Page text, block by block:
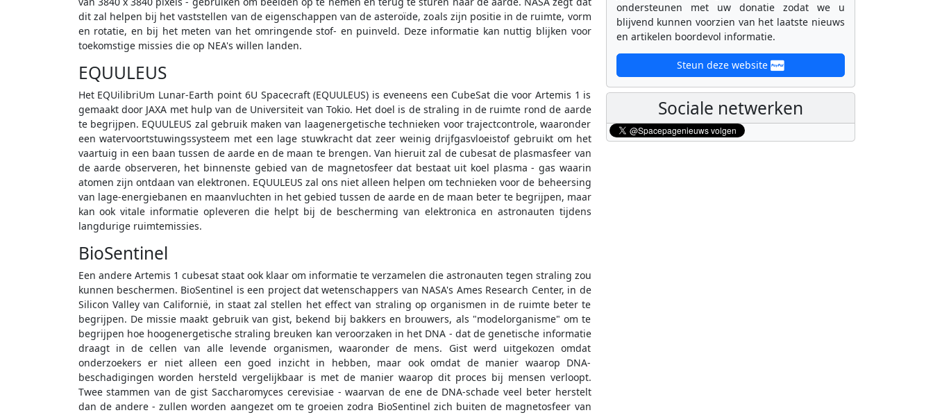
dit zal helpen bij het vaststellen van de eigenschappen van de asteroïde, zoals zijn positie in de ruimte, vorm
en rotatie, en bij het meten van het omringende stof- en puinveld. Deze informatie kan nuttig blijken voor
toekomstige missies die op NEA's willen landen.
EQUULEUS
Het EQUilibriUm Lunar-Earth point 6U Spacecraft (EQUULEUS) is eveneens een CubeSat die voor Artemis 1 is
gemaakt door JAXA met hulp van de Universiteit van Tokio. Het doel is de straling in de ruimte rond de aarde
te begrijpen. EQUULEUS zal gebruik maken van laagenergetische technieken voor trajectcontrole, waaronder
een watervoortstuwingssysteem met een lage stuwkracht dat zeer weinig drijfgasvloeistof gebruikt om het
vaartuig in een baan tussen de aarde en de maan te brengen. Van hieruit zal de cubesat de plasmasfeer van
de aarde observeren, het binnenste gebied van de magnetosfeer dat bestaat uit koel plasma - gas waarin
atomen zijn ontdaan van elektronen. EQUULEUS zal ons niet alleen helpen om technieken voor de beheersing
van lage-energiebanen en maanvluchten in het gebied tussen de aarde en de maan beter te begrijpen, maar
kan ook vitale informatie opleveren die helpt bij de bescherming van elektronica en astronauten tijdens
langdurige ruimtemissies.
BioSentinel
Een andere Artemis 1 cubesat staat ook klaar om informatie te verzamelen die astronauten tegen straling zou
kunnen beschermen. BioSentinel is een project dat wetenschappers van NASA's Ames Research Center, in de
Silicon Valley van Californië, in staat zal stellen het effect van straling op organismen in de ruimte beter te
begrijpen. De missie maakt gebruik van gist, bekend bij bakkers en brouwers, als "modelorganisme" om te
begrijpen hoe hoogenergetische straling breuken kan veroorzaken in het DNA - dat de genetische informatie
draagt in de cellen van alle levende organismen, waaronder de mens. Gist werd uitgekozen omdat
onderzoekers er niet alleen een goed inzicht in hebben, maar ook omdat de manier waarop DNA-
beschadigingen worden hersteld vergelijkbaar is met de manier waarop dit proces bij mensen verloopt.
Twee stammen van de gist Saccharomyces cerevisiae - waarvan de ene de DNA-schade veel beter herstelt
dan de andere - zullen worden aangezet om te groeien zodra BioSentinel zich buiten de magnetosfeer van
ondersteunen met uw donatie zodat we u
blijvend kunnen voorzien van het laatste nieuws
en artikelen boordevol informatie.
Steun deze website
Sociale netwerken